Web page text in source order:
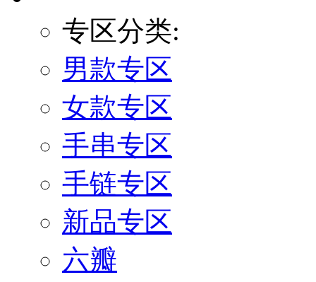
专区分类:
男款专区
女款专区
手串专区
手链专区
新品专区
六瓣